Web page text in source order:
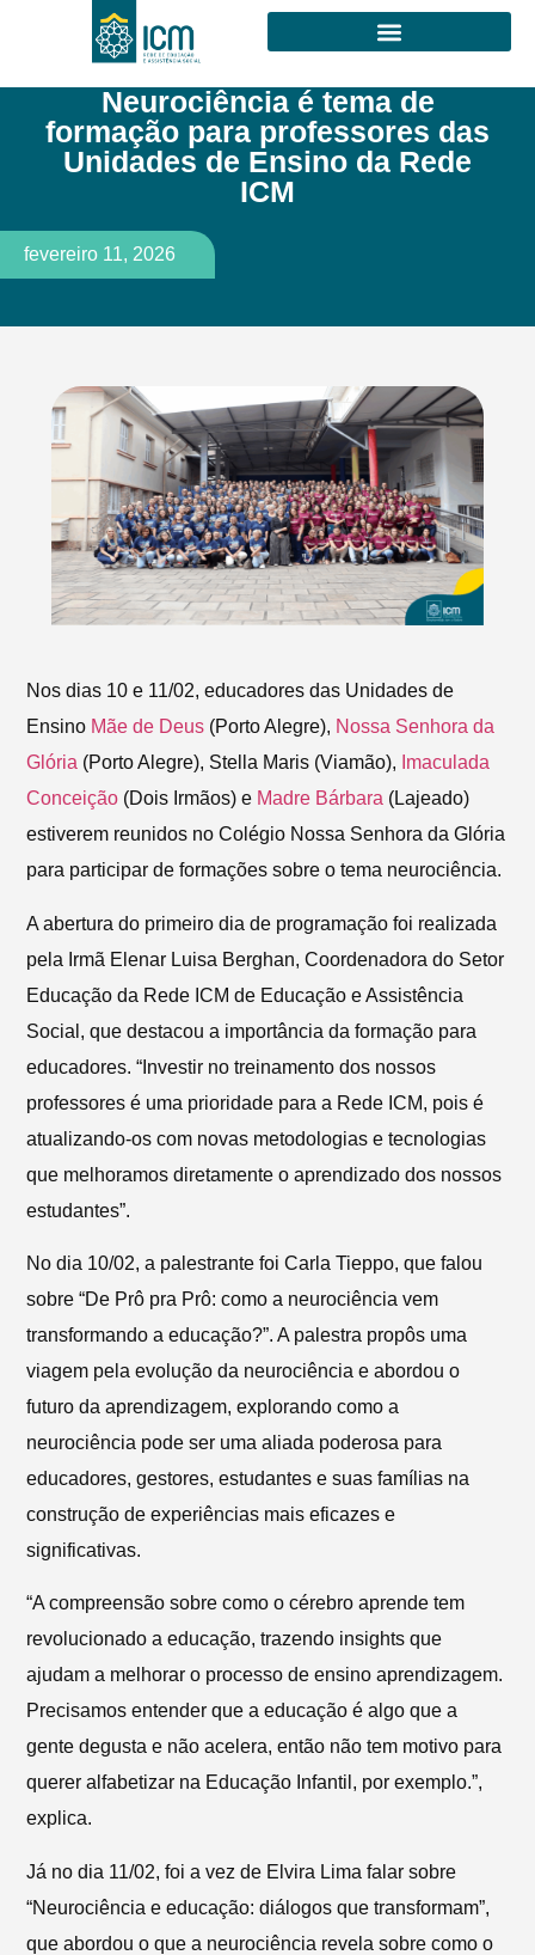
Neurociência é tema de
formação para professores das
Unidades de Ensino da Rede
ICM
fevereiro 11, 2026
Nos dias 10 e 11/02, educadores das Unidades de
Ensino Mãe de Deus (Porto Alegre), Nossa Senhora da
Glória (Porto Alegre), Stella Maris (Viamão), Imaculada
Conceição (Dois Irmãos) e Madre Bárbara (Lajeado)
estiverem reunidos no Colégio Nossa Senhora da Glória
para participar de formações sobre o tema neurociência.
A abertura do primeiro dia de programação foi realizada
pela Irmã Elenar Luisa Berghan, Coordenadora do Setor
Educação da Rede ICM de Educação e Assistência
Social, que destacou a importância da formação para
educadores. “Investir no treinamento dos nossos
professores é uma prioridade para a Rede ICM, pois é
atualizando-os com novas metodologias e tecnologias
que melhoramos diretamente o aprendizado dos nossos
estudantes”.
No dia 10/02, a palestrante foi Carla Tieppo, que falou
sobre “De Prô pra Prô: como a neurociência vem
transformando a educação?”. A palestra propôs uma
viagem pela evolução da neurociência e abordou o
futuro da aprendizagem, explorando como a
neurociência pode ser uma aliada poderosa para
educadores, gestores, estudantes e suas famílias na
construção de experiências mais eficazes e
significativas.
“A compreensão sobre como o cérebro aprende tem
revolucionado a educação, trazendo insights que
ajudam a melhorar o processo de ensino aprendizagem.
Precisamos entender que a educação é algo que a
gente degusta e não acelera, então não tem motivo para
querer alfabetizar na Educação Infantil, por exemplo.”,
explica.
Já no dia 11/02, foi a vez de Elvira Lima falar sobre
“Neurociência e educação: diálogos que transformam”,
que abordou o que a neurociência revela sobre como o